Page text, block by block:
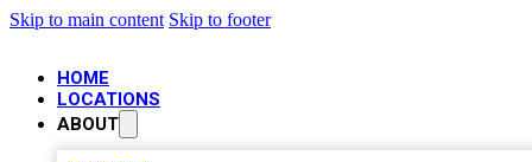
Skip to main content Skip to footer
HOME
LOCATIONS
ABOUT